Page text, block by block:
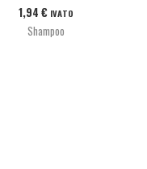
1,94€ IVATO
Shampoo